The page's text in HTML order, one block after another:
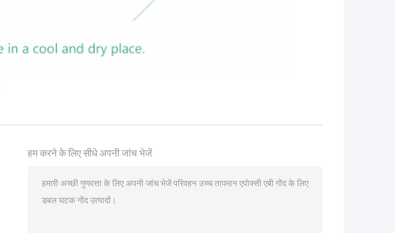
हम करने के लिए सीधे अपनी जांच भेजें